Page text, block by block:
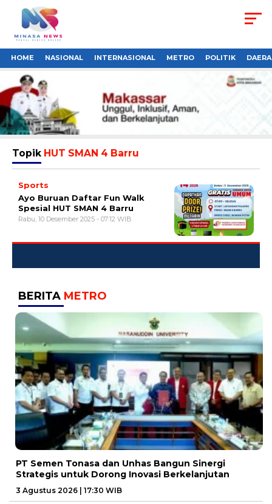
HOME NASIONAL INTERNASIONAL METRO POLITIK
Topik HUT SMAN 4 Barru
Sports
Ayo Buruan Daftar Fun Walk
Spesial HUT SMAN 4 Barru
Rabu, 10 Desember 2025 - 07:12 WIB
BERITA METRO
PT Semen Tonasa dan Unhas Bangun Sinergi
Strategis untuk Dorong Inovasi Berkelanjutan
3 Agustus 2026 | 17:30 WIB